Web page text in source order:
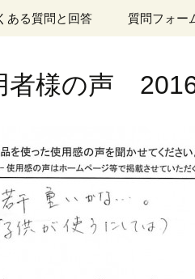
ある質問と回答 質問フォー
者様の声